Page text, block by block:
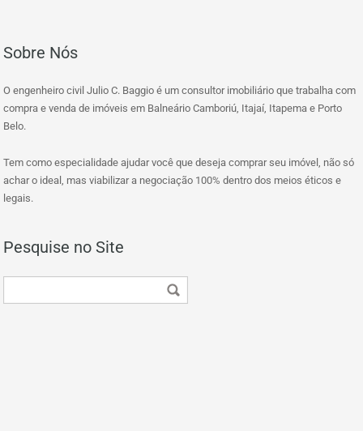
Sobre Nós
O engenheiro civil Julio C. Baggio é um consultor imobiliário que trabalha com
compra e venda de imóveis em Balneário Camboriú, Itajaí, Itapema e Porto
Belo.
Tem como especialidade ajudar você que deseja comprar seu imóvel, não só
achar o ideal, mas viabilizar a negociação 100% dentro dos meios éticos e
legais.
Pesquise no Site